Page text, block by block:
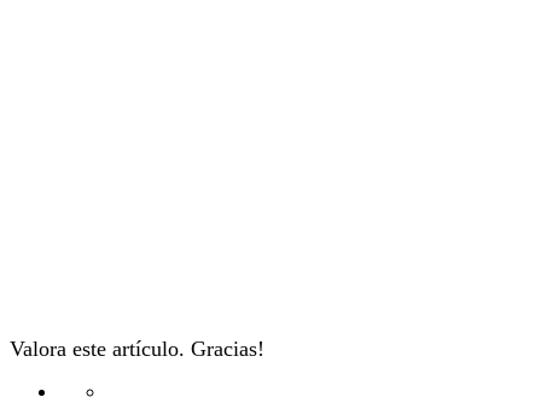
Valora este artículo. Gracias!